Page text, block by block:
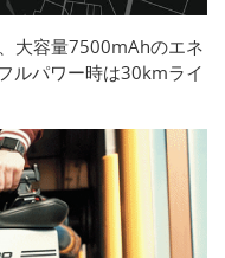
大容量7500mAhのエネ
ルパワー時は30kmライ